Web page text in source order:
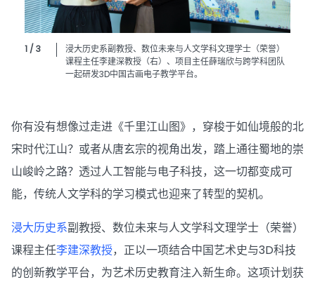
1 / 3
浸大历史系副教授、数位未来与人文学科文理学士（荣誉）
课程主任李建深教授（右）、项目主任薛瑞欣与跨学科团队
一起研发3D中国古画电子教学平台。
你有没有想像过走进《千里江山图》，穿梭于如仙境般的北
宋时代江山？或者从唐玄宗的视角出发，踏上通往蜀地的崇
山峻岭之路？透过人工智能与电子科技，这一切都变成可
能，传统人文学科的学习模式也迎来了转型的契机。
浸大历史系副教授、数位未来与人文学科文理学士（荣誉）
课程主任李建深教授，正以一项结合中国艺术史与3D科技
的创新教学平台，为艺术历史教育注入新生命。这项计划获